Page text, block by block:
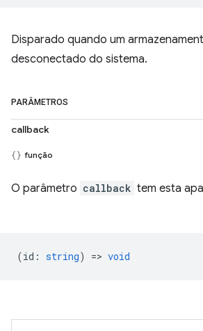
Disparado quando um
desconectado do sistema.
PARÂMETROS
callback
função
O parâmetro callback tem esta
(id : string) => void